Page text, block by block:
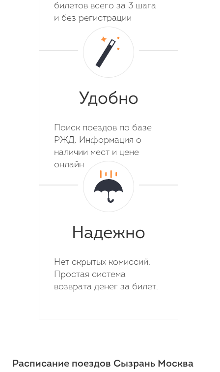
билетов всего за 3 шага
и без регистрации
Удобно
Поиск поездов по базе
РЖД. Информация о
наличии мест и цене
онлайн
Надежно
Нет скрытых комиссий.
Простая система
возврата денег за билет.
Расписание поездов Сызрань Москва